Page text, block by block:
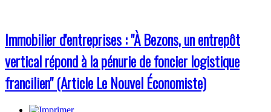
Immobilier d'entreprises : "À Bezons, un entrepôt
vertical répond à la pénurie de foncier logistique
francilien" (Article Le Nouvel Économiste)